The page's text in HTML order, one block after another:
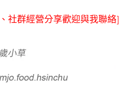
社群經營分享歡迎與我聯絡]